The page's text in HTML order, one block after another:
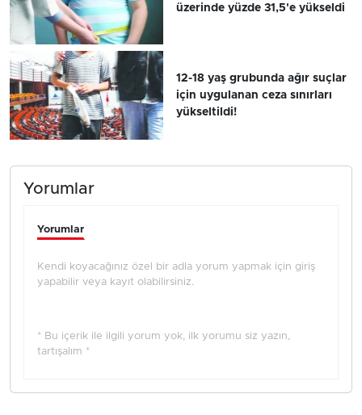
üzerinde yüzde 31,5'e yükseldi
12-18 yaş grubunda ağır suçlar
için uygulanan ceza sınırları
yükseltildi!
Yorumlar
Yorumlar
Kendi koyacağınız özel bir adla yorum yapmak için giriş
yapabilir veya kayıt olabilirsiniz.
* Bu içerik ile ilgili yorum yok, ilk yorumu siz yazın,
tartışalım *